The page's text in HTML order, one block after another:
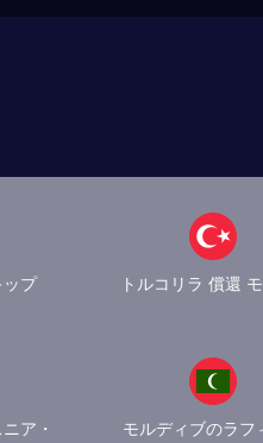
ップ トルコリラ 償還
ア・
モルディブのラフ